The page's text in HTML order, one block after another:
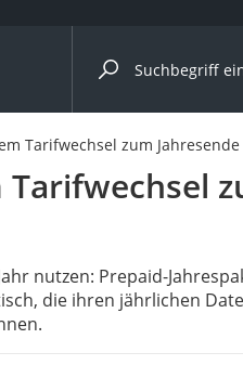
nach Kategorie
Tarifwechsel zum
nutzen: Prepaid-
die ihren jährlichen